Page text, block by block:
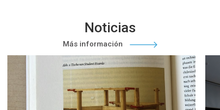
Noticias
Más información